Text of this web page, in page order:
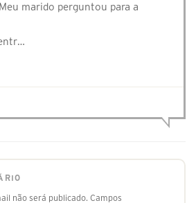
marido perguntou para a
não será publicado. Campos